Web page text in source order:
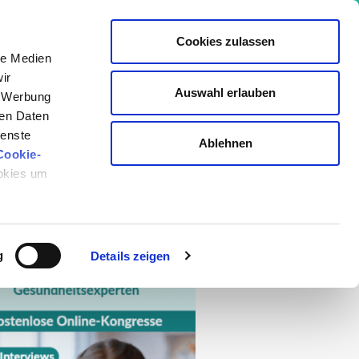
Medien
Daten
um
Details zeigen
Cookies zulassen
Auswahl erlauben
Ablehnen
Akademie